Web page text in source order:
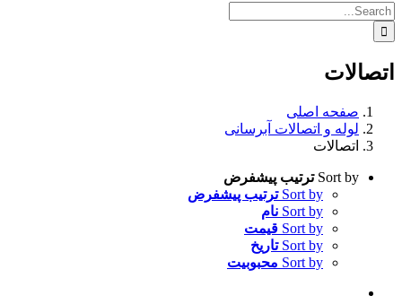
اتصالات
صفحه اصلی
لوله و اتصالات آبرسانی
اتصالات
Sort by ترتیب پیشفرض
Sort by ترتیب پیشفرض
Sort by نام
Sort by قیمت
Sort by تاریخ
Sort by محبوبیت